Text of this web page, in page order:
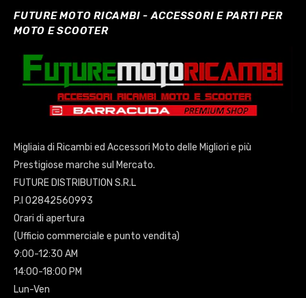
FUTURE MOTO RICAMBI - ACCESSORI E PARTI PER
MOTO E SCOOTER
Migliaia di Ricambi ed Accessori Moto delle Migliori e più
Prestigiose marche sul Mercato.
FUTURE DISTRIBUTION S.R.L
P.I 02842560993
Orari di apertura
(Ufficio commerciale e punto vendita)
9:00-12:30 AM
14:00-18:00 PM
Lun-Ven